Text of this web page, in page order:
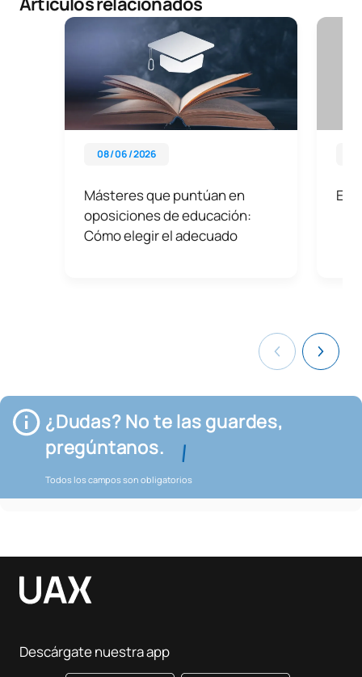
08 / 06 / 2026
Másteres que puntúan en
oposiciones de educación:
Cómo elegir el adecuado
¿Dudas? No te las guardes,
pregúntanos.
Todos los campos son obligatorios
Descárgate nuestra app